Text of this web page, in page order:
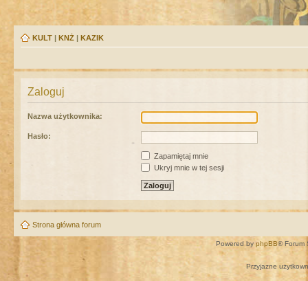
KULT | KNŻ | KAZIK
Zaloguj
Nazwa użytkownika:
Hasło:
Zapamiętaj mnie
Ukryj mnie w tej sesji
Strona główna forum
Powered by phpBB® Forum
Przyjazne